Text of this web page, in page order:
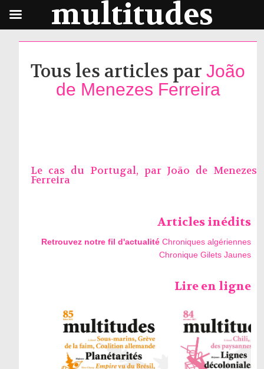
Tous les articles parJoão
de Menezes Ferreira
Le cas du Portugal, par João de Menezes
Ferreira
Articles inédits
Retrouvez notre fil d'actualité Chroniques algériennes
Chronique Gilets Jaunes
Lire en ligne
multitudes